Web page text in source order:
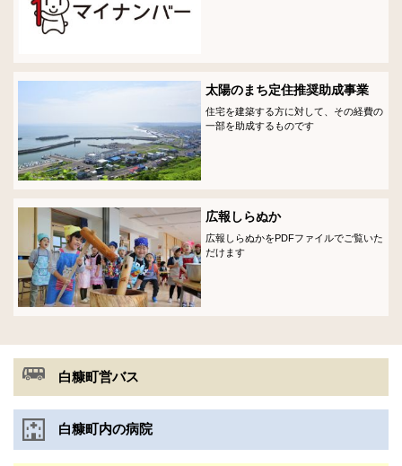
太陽のまち定住推奨助成事業
住宅を建築する方に対して、その経費の
一部を助成するものです
広報しらぬか
広報しらぬかをPDFファイルでご覧いた
だけます
お
役
立
ち
白糠町営バス
白糠町内の病院